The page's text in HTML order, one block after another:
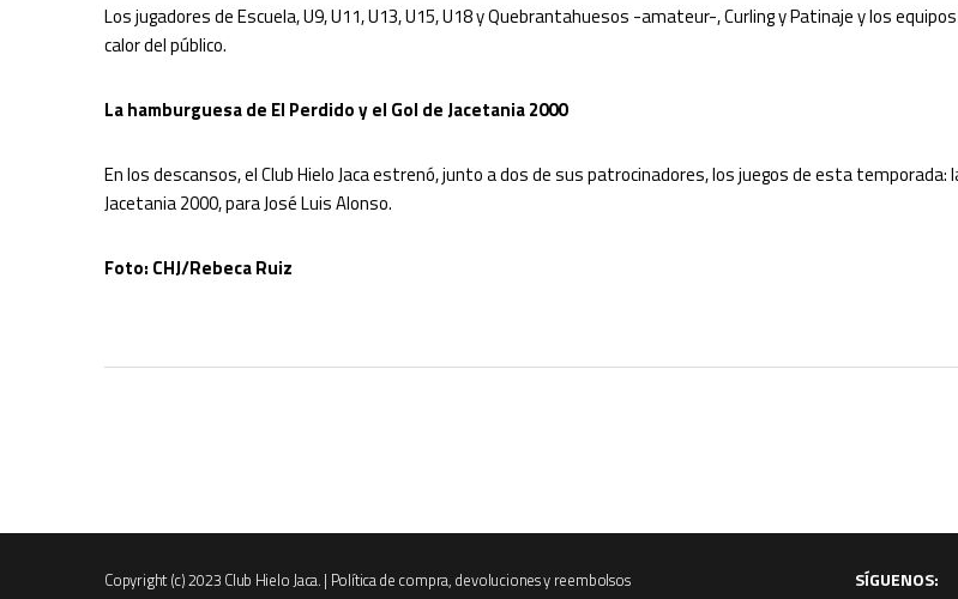
Los jugadores de Escuela, U9, U11, U13, U15, U18 y Quebrantahuesos -amateur-, Curling y Patinaje y los
calor del público.
La hamburguesa de El Perdido y el Gol de Jacetania 2000
En los descansos, el Club Hielo Jaca estrenó, junto a dos de sus patrocinadores, los juegos de esta temporada:
Jacetania 2000, para José Luis Alonso.
Foto: CHJ/Rebeca Ruiz
Copyright (c) 2023 Club Hielo Jaca. | Política de compra, devoluciones y reembolsos SÍGUENOS: